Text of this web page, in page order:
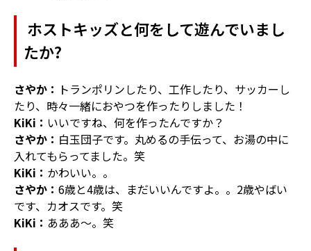
ホストキッズと何をして遊んでいまし
たか?
さやか： トランポリンしたり、工作したり、サッカーし
たり、時々一緒におやつを作ったりしました！
KiKi： いいですね、何を作ったんですか？
さやか： 白玉団子です。丸めるの手伝って、お湯の中に
入れてもらってました。笑
KiKi： かわいい。。
さやか： 6歳と4歳は、まだいいんですよ。。2歳やばい
です、カオスです。笑
KiKi： あああ〜。笑